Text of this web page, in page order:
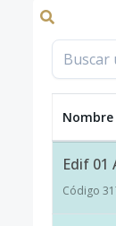
Nombre
Edif 01
Código